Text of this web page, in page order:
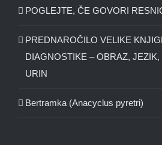
POGLEJTE, ČE GOVORI
PREDNAROČILO VELIKE
DIAGNOSTIKE – OBRAZ,
URIN
Bertramka (Anacyclus pyretri)